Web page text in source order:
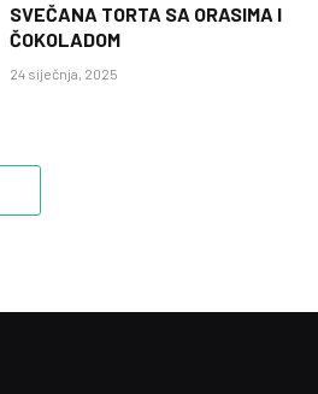
SVEČANA TORTA SA ORASIMA I
ČOKOLADOM
24 siječnja, 2025